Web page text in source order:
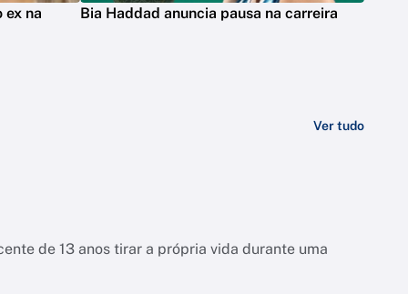
ex na
Bia Haddad anuncia pausa na carreira
Ver tudo
de 13 anos tirar a própria vida durante uma